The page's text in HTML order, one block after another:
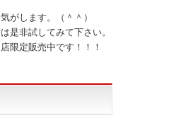
がします。（＾＾）
是非試してみて下さい。
定販売中です！！！